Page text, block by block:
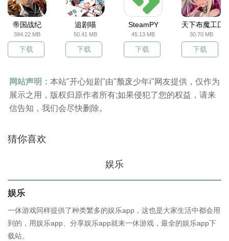
帝国战纪
384.22 MB
下载
追剧喵
50.41 MB
下载
SteamPY
45.13 MB
下载
天下布魔工囗
30.70 MB
下载
网站声明： 本站"开心短剧"由"颓废少年i"网友提供，仅作为
展示之用，版权归原作者所有;如果侵犯了您的权益，请来
信告知，我们会尽快删除。
猜你喜欢
娱乐
娱乐
一休游戏同样提供了种类繁多的娱乐app，这也是大家生活中都会用
到的，用娱乐app、分享娱乐app就来一休游戏，最全的娱乐app下
载站。